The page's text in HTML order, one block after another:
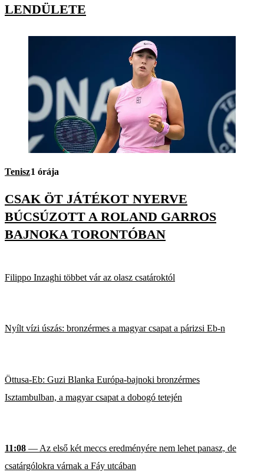
LENDÜLETE
Tenisz1 órája
CSAK ÖT JÁTÉKOT NYERVE
BÚCSÚZOTT A ROLAND GARROS
BAJNOKA TORONTÓBAN
Filippo Inzaghi többet vár az olasz csatároktól
Nyílt vízi úszás: bronzérmes a magyar csapat a párizsi Eb-n
Öttusa-Eb: Guzi Blanka Európa-bajnoki bronzérmes
Isztambulban, a magyar csapat a dobogó tetején
11:08 — Az első két meccs eredményére nem lehet panasz, de
csatárgólokra várnak a Fáy utcában